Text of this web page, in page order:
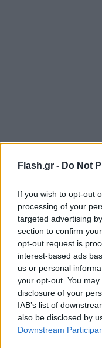
Flash.gr - Do Not
If you wish to opt-out
processing of your
targeted advertising
section to confirm
opt-out request is
interest-based ads
us or personal
your opt-out. You
disclosure of your
IAB’s list of
also be disclosed by
Downstream
ΣΥΡΙΖΑ και πρώην
αναφέρθηκε στις
Αξιωματικής
“εικόνα
άλλων ότι
ΣΥΡΙΖΑ στον χάρτη,
τις τελευταίες